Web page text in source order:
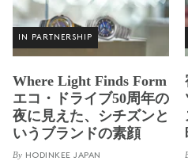
IN PARTNERSHIP
Where Light Finds Form
エコ・ドライブ50周年の
夜に見えた、シチズンと
いうブランドの素顔
By HODINKEE JAPAN